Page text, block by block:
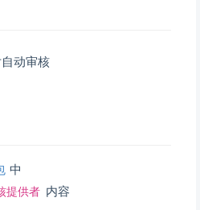
动审核
中
供者 内容